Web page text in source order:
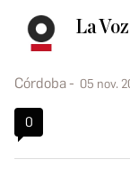
La Voz
Córdoba 05 nov.
0